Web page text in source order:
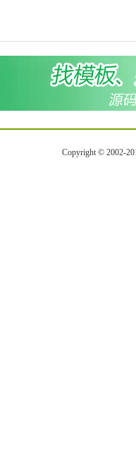
Copyright © 2002-